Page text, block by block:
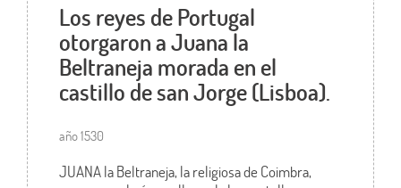
Los reyes de Portugal
otorgaron a Juana la
Beltraneja morada en el
castillo de san Jorge (Lisboa).
año 1530
JUANA la Beltraneja, la religiosa de Coimbra,